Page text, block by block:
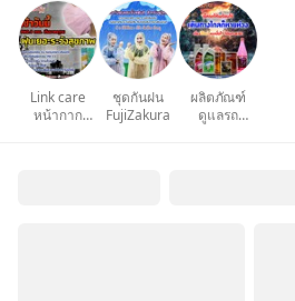
Link care
หน้ากาก
ชุดกันฝน
FujiZakura
ผลิตภัณฑ์
ดูแลรถ